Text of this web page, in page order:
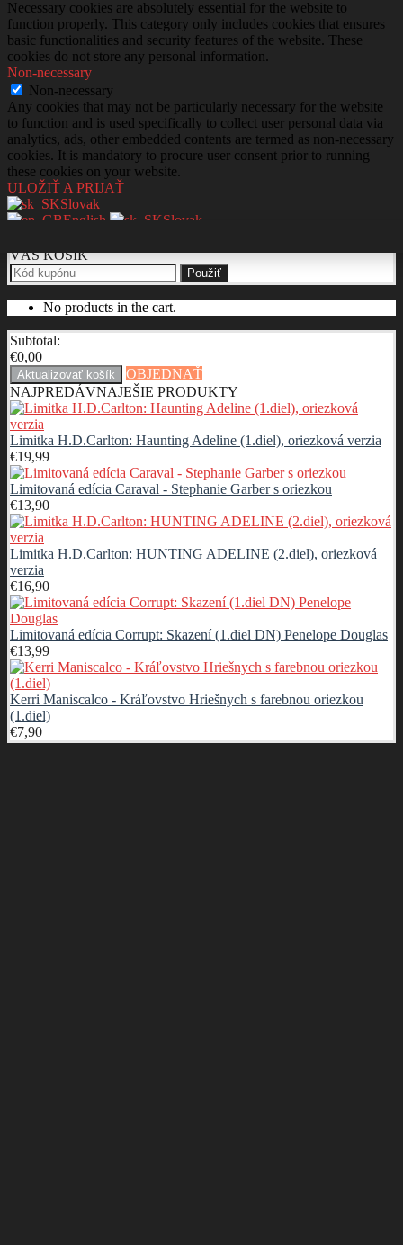
Necessary cookies are absolutely essential for the website to
function properly. This category only includes cookies that ensures
basic functionalities and security features of the website. These
cookies do not store any personal information.
Non-necessary
Non-necessary
Any cookies that may not be particularly necessary for the website
to function and is used specifically to collect user personal data via
analytics, ads, other embedded contents are termed as non-necessary
cookies. It is mandatory to procure user consent prior to running
these cookies on your website.
ULOŽIŤ A PRIJAŤ
Slovak
English
Slovak
VÁŠ KOŠÍK
Použiť
No products in the cart.
Subtotal:
€0,00
Aktualizovať košík
OBJEDNAŤ
NAJPREDÁVNAJEŠIE PRODUKTY
Limitka H.D.Carlton: Haunting Adeline (1.diel), oriezková verzia
€19,99
Limitovaná edícia Caraval - Stephanie Garber s oriezkou
€13,90
Limitka H.D.Carlton: HUNTING ADELINE (2.diel), oriezková
verzia
€16,90
Limitovaná edícia Corrupt: Skazení (1.diel DN) Penelope Douglas
€13,99
Kerri Maniscalco - Kráľovstvo Hriešnych s farebnou oriezkou
(1.diel)
€7,90